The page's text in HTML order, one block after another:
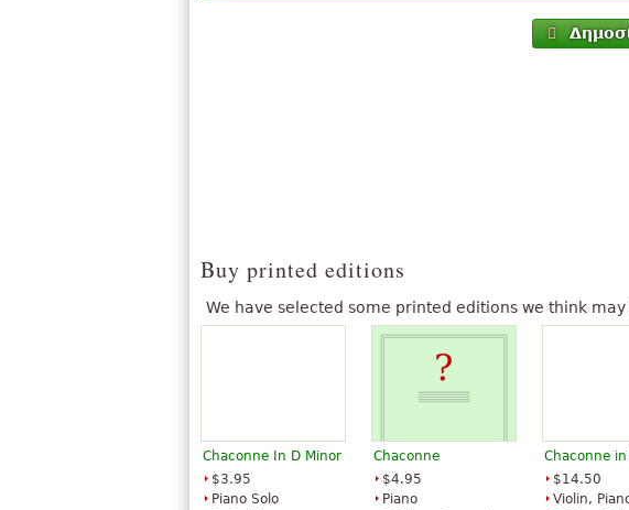
Buy printed editions
We have selected some printed editions we think may
Chaconne In D Minor
$3.95
Piano Solo
Chaconne
$4.95
Piano
Chaconne
$14.50
Violin,